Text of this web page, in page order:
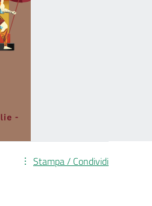
Stampa / Condividi